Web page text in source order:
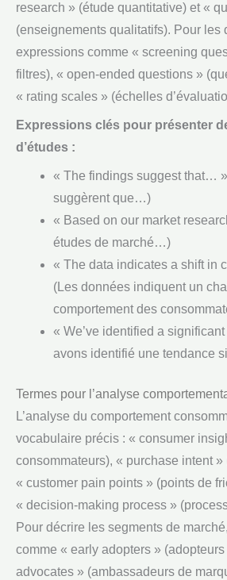
research » (étude quantitative) et «
(enseignements qualitatifs). Pour les
expressions comme « screening
filtres), « open-ended questions »
« rating scales » (échelles
Expressions clés pour présenter
d’études :
« The findings suggest that…
suggèrent que…)
« Based on our market
études de marché…)
« The data indicates a shift in
(Les données indiquent un
comportement des
« We’ve identified a
avons identifié une tendance
Termes pour l’analyse
L’analyse du comportement
vocabulaire précis : « consumer
consommateurs), « purchase intent »
« customer pain points » (points de
« decision-making process »
Pour décrire les segments de
comme « early adopters »
advocates » (ambassadeurs de